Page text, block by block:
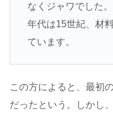
なくジャワでした
年代は15世紀、材
ています。
この方によると、最初
だったという。しかし